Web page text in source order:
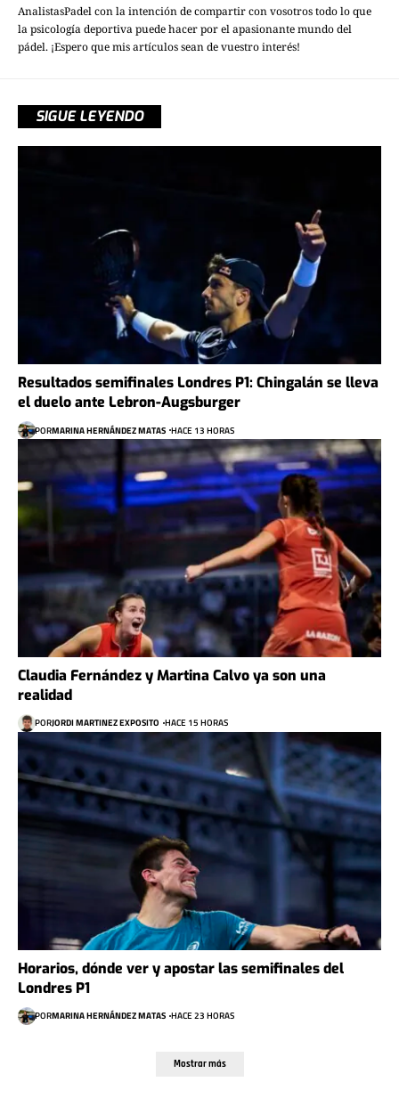
AnalistasPadel con la intención de compartir con vosotros todo lo que
la psicología deportiva puede hacer por el apasionante mundo del
pádel. ¡Espero que mis artículos sean de vuestro interés!
SIGUE LEYENDO
Resultados semifinales Londres P1: Chingalán se lleva
el duelo ante Lebron-Augsburger
PORMARINA HERNÁNDEZ MATAS HACE 13 HORAS
Claudia Fernández y Martina Calvo ya son una
realidad
PORJORDI MARTINEZ EXPOSITO HACE 15 HORAS
Horarios, dónde ver y apostar las semifinales del
Londres P1
PORMARINA HERNÁNDEZ MATAS HACE 23 HORAS
Mostrar más